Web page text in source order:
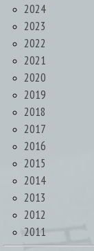
2024
2023
2022
2021
2020
2019
2018
2017
2016
2015
2014
2013
2012
2011